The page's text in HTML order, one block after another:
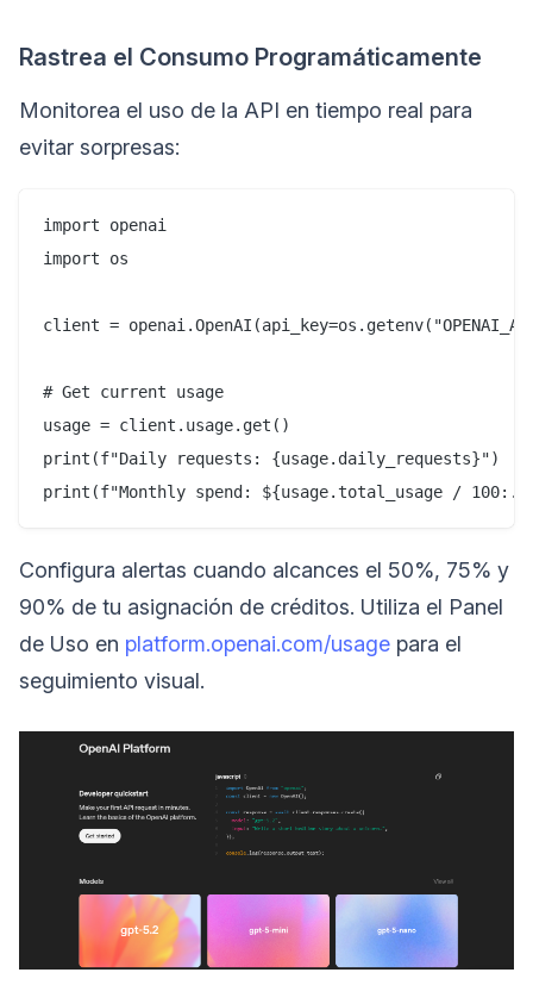
Rastrea el Consumo Programáticamente
Monitorea el uso de la API en tiempo real para
evitar sorpresas:
import openai
import os
client =
# Get current usage
usage = client.usage.get()
print(f"Daily requests: {usage.daily_requests}")
Configura alertas cuando alcances el 50%, 75% y
90% de tu asignación de créditos. Utiliza el Panel
de Uso en platform.openai.com/usage para el
seguimiento visual.